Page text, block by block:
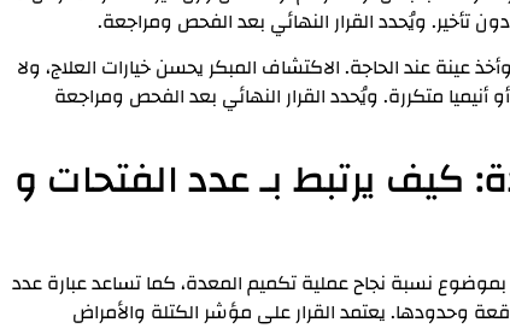
تأخير. ويُحدد القرار النهائي بعد الفحص ومراجعة.
عينة عند الحاجة. الاكتشاف المبكر يحسن خيارات العلاج، ولا
متكررة. ويُحدد القرار النهائي بعد الفحص ومراجعة
كيف يرتبط بـ عدد الفتحات و
نسبة نجاح عملية تكميم المعدة، كما تساعد عبارة عدد
وحدودها. يعتمد القرار على مؤشر الكتلة والأمراض